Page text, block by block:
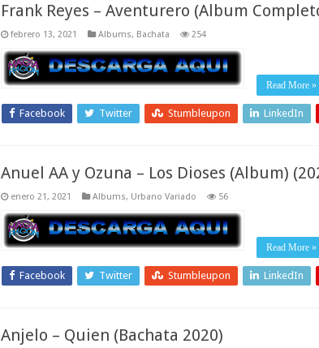
Frank Reyes – Aventurero (Album
febrero 13, 2021 Albums, Bachata 254
Read More »
Facebook Twitter Stumbleupon LinkedIn
Anuel AA y Ozuna – Los Dioses (Album)
enero 21, 2021 Albums, Urbano Variado 56
Read More »
Facebook Twitter Stumbleupon LinkedIn
Anjelo – Quien (Bachata 2020)